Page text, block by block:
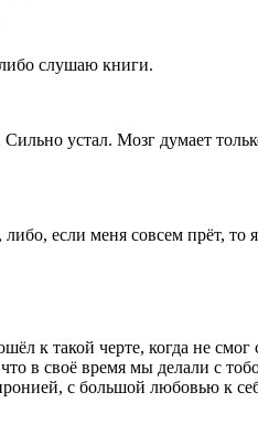
слушаю книги.
устал. Мозг думает
если меня совсем прёт,
к такой черте, когда не
в своё время мы делали с
с большой любовью к